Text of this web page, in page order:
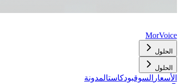
MorVoice
الحلول
الحلول
الأسعار السوقبودكاستالمدونة